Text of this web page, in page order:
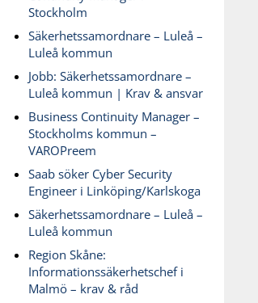
Stockholm
Säkerhetssamordnare – Luleå –
Luleå kommun
Jobb: Säkerhetssamordnare –
Luleå kommun | Krav & ansvar
Business Continuity Manager –
Stockholms kommun –
VAROPreem
Saab söker Cyber Security
Engineer i Linköping/Karlskoga
Säkerhetssamordnare – Luleå –
Luleå kommun
Region Skåne:
Informationssäkerhetschef i
Malmö – krav & råd